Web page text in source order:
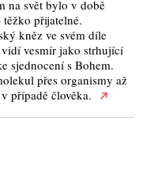
na svět bylo v době
přijatelné.
kněz ve svém díle
vesmír jako strhující
sjednocení s Bohem.
přes organismy až
případě člověka.